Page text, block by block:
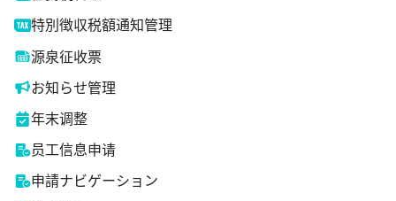
特別徴収税額通知管理
源泉征收票
お知らせ管理
年末调整
员工信息申请
申請ナビゲーション